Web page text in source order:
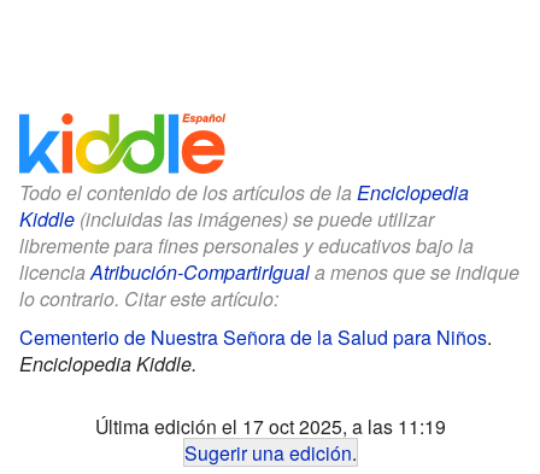
Todo el contenido de los artículos de la Enciclopedia
Kiddle (incluidas las imágenes) se puede utilizar
libremente para fines personales y educativos bajo la
licenciaAtribución-CompartirIguala menos que se indique
lo contrario. Citar este artículo:
Cementerio de Nuestra Señora de la Salud para Niños.
Enciclopedia Kiddle.
Última edición el 17 oct 2025, a las 11:19
Sugerir una edición.